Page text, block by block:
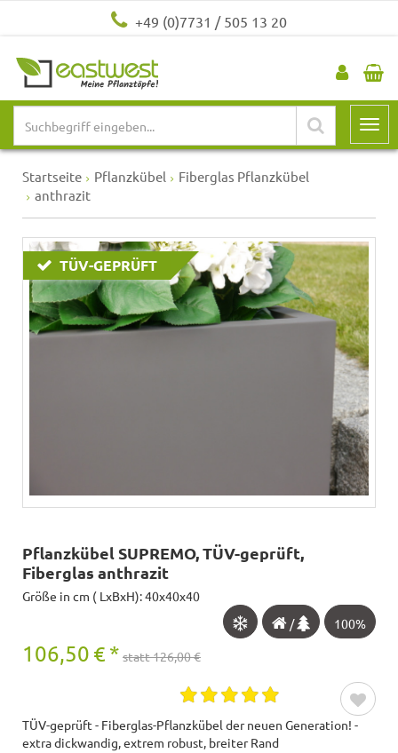
+49 (0)7731 / 505 13 20
Startseite Pflanzkübel
Fiberglas Pflanzkübel
anthrazit
TÜV-GEPRÜFT
Pflanzkübel SUPREMO, TÜV-geprüft,
Fiberglas anthrazit
Größe in cm ( LxBxH): 40x40x40
100%
/
106,50 € * statt 126,00 €
TÜV-geprüft - Fiberglas-Pflanzkübel der neuen Generation! -
extra dickwandig, extrem robust, breiter Rand